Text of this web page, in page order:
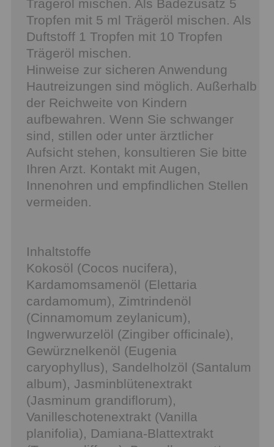
Trägeröl mischen. Als Badezusatz 5
Tropfen mit 5 ml Trägeröl mischen. Als
Duftstoff 1 Tropfen mit 10 Tropfen
Trägeröl mischen.
Hinweise zur sicheren Anwendung
Hautreizungen sind möglich. Außerhalb
der Reichweite von Kindern
aufbewahren. Wenn Sie schwanger
sind, stillen oder unter ärztlicher
Aufsicht stehen, konsultieren Sie bitte
Ihren Arzt. Kontakt mit Augen,
Innenohren und empfindlichen Stellen
vermeiden.
Inhaltstoffe
Kokosöl (Cocos nucifera),
Kardamomsamenöl (Elettaria
cardamomum), Zimtrindenöl
(Cinnamomum zeylanicum),
Ingwerwurzelöl (Zingiber officinale),
Gewürznelkenöl (Eugenia
caryophyllus), Sandelholzöl (Santalum
album), Jasminblütenextrakt
(Jasminum grandiflorum),
Vanilleschotenextrakt (Vanilla
planifolia), Damiana-Blattextrakt